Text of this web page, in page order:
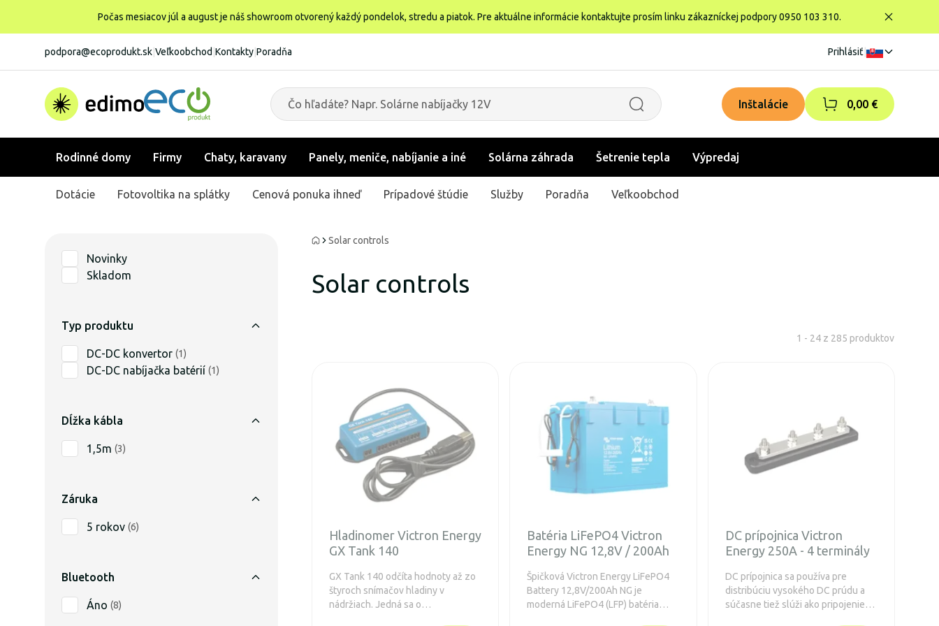
Počas mesiacov júl a august je náš showroom otvorený každý pondelok, stredu a piatok. Pre aktuálne informácie kontaktujte prosím linku zákazníckej podpory 0950 103 310.
podpora@ecoprodukt.sk Veľkoobchod Kontakty Poradňa Prihlásiť
Inštalácie 0,00 €
Rodinné domy Firmy Chaty, karavany Panely, meniče, nabíjanie a iné Solárna záhrada Šetrenie tepla Výpredaj
Dotácie Fotovoltika na splátky Cenová ponuka ihneď Prípadové štúdie Služby Poradňa Veľkoobchod
Novinky
Skladom
Typ produktu
DC-DC konvertor (1)
DC-DC nabíjačka batérií (1)
Dĺžka kábla
1,5m (3)
Záruka
5 rokov (6)
Bluetooth
Áno (8)
Solar controls
Solar controls
1 - 24 z 285 produktov
Hladinomer Victron Energy
GX Tank 140
GX Tank 140 odčíta hodnoty až zo
štyroch snímačov hladiny v
nádržiach. Jedná sa o
Batéria LiFePO4 Victron
Energy NG 12,8V / 200Ah
Špičková Victron Energy LiFePO4
Battery 12,8V/200Ah NG je
moderná LiFePO4 (LFP) batéria
DC prípojnica Victron
Energy 250A - 4 terminály
DC prípojnica sa používa pre
distribúciu vysokého DC prúdu a
súčasne tiež slúži ako pripojenie